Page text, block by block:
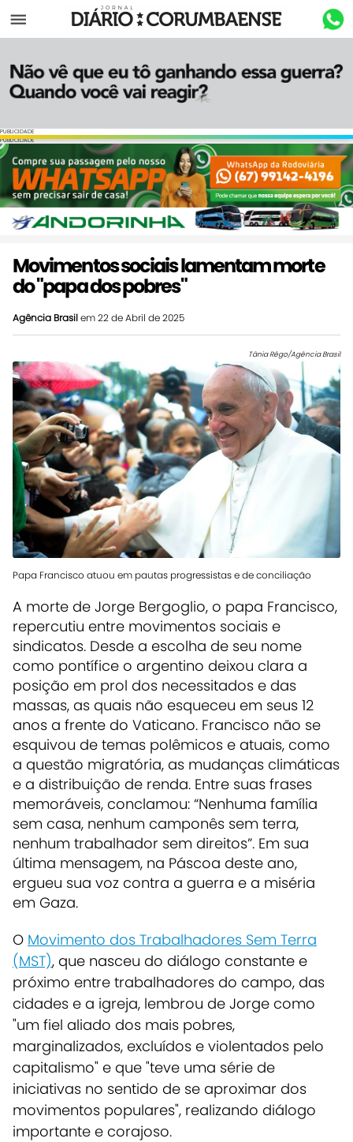
Menu
PUBLICIDADE
PUBLICIDADE
Movimentos sociais lamentam morte
do "papa dos pobres"
Agência Brasilem 22 de Abril de 2025
Tânia Rêgo/Agência Brasil
Papa Francisco atuou em pautas progressistas e de conciliação
A morte de Jorge Bergoglio, o papa Francisco,
repercutiu entre movimentos sociais e
sindicatos. Desde a escolha de seu nome
como pontífice o argentino deixou clara a
posição em prol dos necessitados e das
massas, as quais não esqueceu em seus 12
anos a frente do Vaticano. Francisco não se
esquivou de temas polêmicos e atuais, como
a questão migratória, as mudanças climáticas
e a distribuição de renda. Entre suas frases
memoráveis, conclamou: “Nenhuma família
sem casa, nenhum camponês sem terra,
nenhum trabalhador sem direitos”. Em sua
última mensagem, na Páscoa deste ano,
ergueu sua voz contra a guerra e a miséria
em Gaza.
O Movimento dos Trabalhadores Sem Terra
(MST), que nasceu do diálogo constante e
próximo entre trabalhadores do campo, das
cidades e a igreja, lembrou de Jorge como
"um fiel aliado dos mais pobres,
marginalizados, excluídos e violentados pelo
capitalismo" e que "teve uma série de
iniciativas no sentido de se aproximar dos
movimentos populares", realizando diálogo
importante e corajoso.